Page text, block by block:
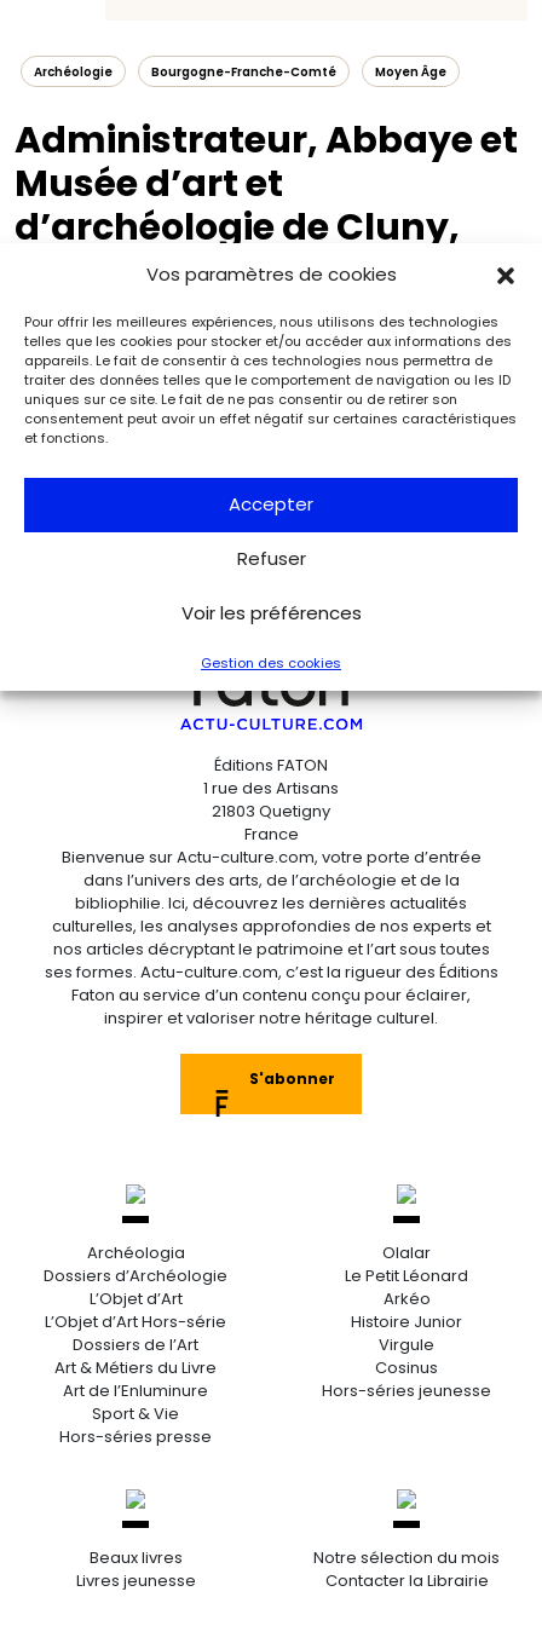
Vos paramètres de cookies
Pour offrir les meilleures expériences, nous utilisons des technologies
telles que les cookies pour stocker et/ou accéder aux informations des
appareils. Le fait de consentir à ces technologies nous permettra de
traiter des données telles que le comportement de navigation ou les ID
uniques sur ce site. Le fait de ne pas consentir ou de retirer son
consentement peut avoir un effet négatif sur certaines caractéristiques
et fonctions.
Accepter
Refuser
Voir les préférences
Gestion des cookies
Archéologie Bourgogne-Franche-Comté Moyen Âge
Administrateur, Abbaye et
Musée d’art et
d’archéologie de Cluny,
Éditions FATON
1 rue des Artisans
21803 Quetigny
France
Bienvenue sur Actu-culture.com, votre porte d’entrée
dans l’univers des arts, de l’archéologie et de la
bibliophilie. Ici, découvrez les dernières actualités
culturelles, les analyses approfondies de nos experts et
nos articles décryptant le patrimoine et l’art sous toutes
ses formes. Actu-culture.com, c’est la rigueur des Éditions
Faton au service d’un contenu conçu pour éclairer,
inspirer et valoriser notre héritage culturel.
S'abonner
Archéologia
Dossiers d’Archéologie
L’Objet d’Art
L’Objet d’Art Hors-série
Dossiers de l’Art
Art & Métiers du Livre
Art de l’Enluminure
Sport & Vie
Hors-séries presse
Olalar
Le Petit Léonard
Arkéo
Histoire Junior
Virgule
Cosinus
Hors-séries jeunesse
Beaux livres
Livres jeunesse
Notre sélection du mois
Contacter la Librairie